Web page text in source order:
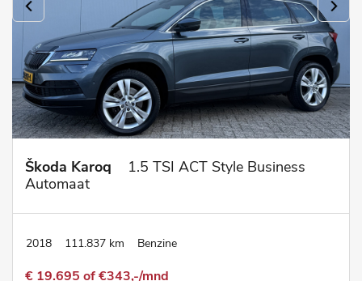
Škoda Karoq
1.5 TSI ACT Style Business
Automaat
2018 111.837 km Benzine
€ 19.695 of €343,-/mnd